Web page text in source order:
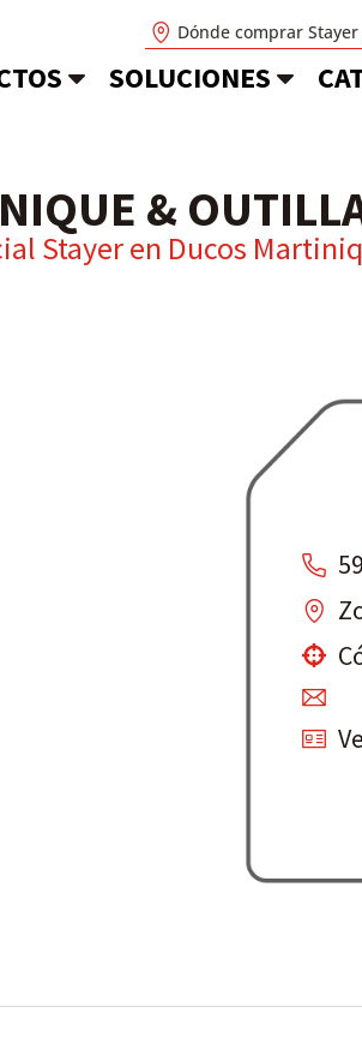
Dónde comprar Stayer
SOLUCIONES
&
Stayer en Ducos